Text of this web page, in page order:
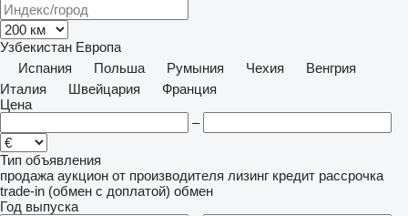
Узбекистан Европа
Испания
Польша Румыния Чехия
Венгрия
Италия
Швейцария
Франция
Цена
–
Тип объявления
продажа аукцион от производителя лизинг кредит рассрочка
trade-in (обмен с доплатой) обмен
Год выпуска